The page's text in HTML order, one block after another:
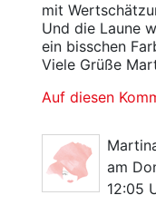
mit
Und die Laune
ein bisschen
Viele Grüße
Auf diesen
am
12:05